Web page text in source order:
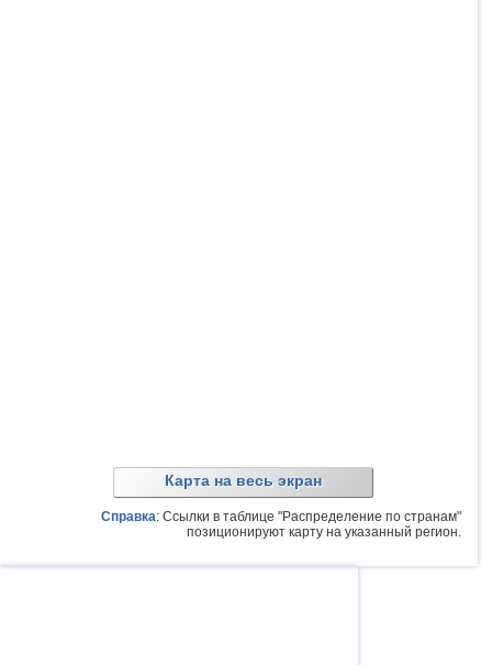
Карта на весь экран
Справка: Ссылки в таблице "Распределение по странам"
позиционируют карту на указанный регион.